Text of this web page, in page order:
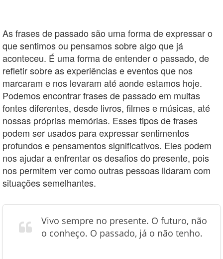
As frases de passado são uma forma de expressar o
que sentimos ou pensamos sobre algo que já
aconteceu. É uma forma de entender o passado, de
refletir sobre as experiências e eventos que nos
marcaram e nos levaram até aonde estamos hoje.
Podemos encontrar frases de passado em muitas
fontes diferentes, desde livros, filmes e músicas, até
nossas próprias memórias. Esses tipos de frases
podem ser usados para expressar sentimentos
profundos e pensamentos significativos. Eles podem
nos ajudar a enfrentar os desafios do presente, pois
nos permitem ver como outras pessoas lidaram com
situações semelhantes.
Vivo sempre no presente. O futuro, não
o conheço. O passado, já o não tenho.